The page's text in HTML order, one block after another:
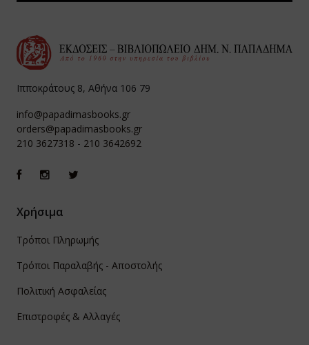
Ιπποκράτους 8, Αθήνα 106 79
info@papadimasbooks.gr
orders@papadimasbooks.gr
210 3627318 - 210 3642692
Χρήσιμα
Τρόποι Πληρωμής
Τρόποι Παραλαβής - Αποστολής
Πολιτική Ασφαλείας
Επιστροφές & Αλλαγές